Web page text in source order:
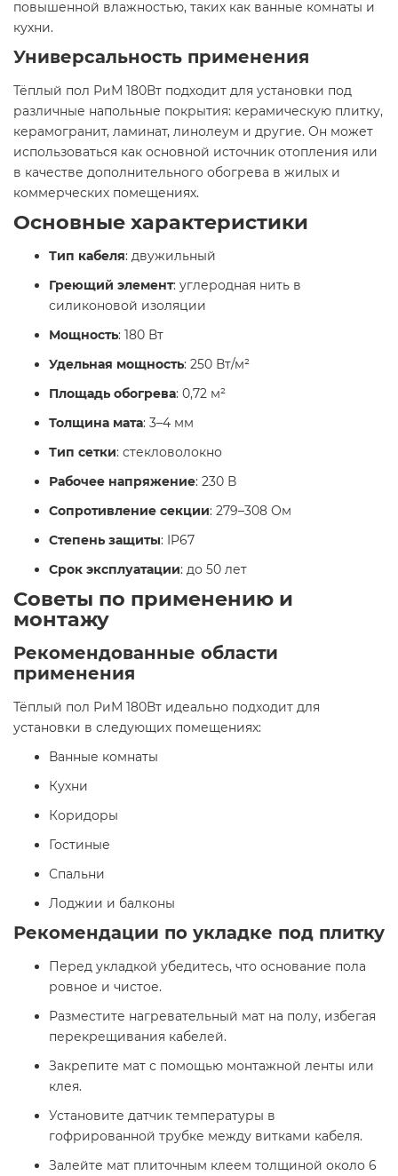
повышенной влажностью, таких как ванные комнаты и
кухни.
Универсальность применения
Тёплый пол РиМ 180Вт подходит для установки под
различные напольные покрытия: керамическую плитку,
керамогранит, ламинат, линолеум и другие. Он может
использоваться как основной источник отопления или
в качестве дополнительного обогрева в жилых и
коммерческих помещениях.
Основные характеристики
Тип кабеля: двужильный
Греющий элемент: углеродная нить в
силиконовой изоляции
Мощность: 180 Вт
Удельная мощность: 250 Вт/м²
Площадь обогрева: 0,72 м²
Толщина мата: 3–4 мм
Тип сетки: стекловолокно
Рабочее напряжение: 230 В
Сопротивление секции: 279–308 Ом
Степень защиты: IP67
Срок эксплуатации: до 50 лет
Советы по применению и
монтажу
Рекомендованные области
применения
Тёплый пол РиМ 180Вт идеально подходит для
установки в следующих помещениях:
Ванные комнаты
Кухни
Коридоры
Гостиные
Спальни
Лоджии и балконы
Рекомендации по укладке под плитку
Перед укладкой убедитесь, что основание пола
ровное и чистое.
Разместите нагревательный мат на полу, избегая
перекрещивания кабелей.
Закрепите мат с помощью монтажной ленты или
клея.
Установите датчик температуры в
гофрированной трубке между витками кабеля.
Залейте мат плиточным клеем толщиной около 6